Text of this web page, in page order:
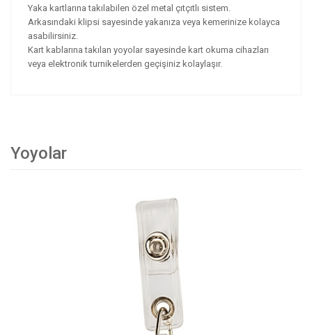
Yaka kartlarına takılabilen özel metal çıtçıtlı sistem.
Arkasındaki klipsi sayesinde yakanıza veya kemerinize kolayca
asabilirsiniz.
Kart kablarına takılan yoyolar sayesinde kart okuma cihazları
veya elektronik turnikelerden geçişiniz kolaylaşır.
Yoyolar